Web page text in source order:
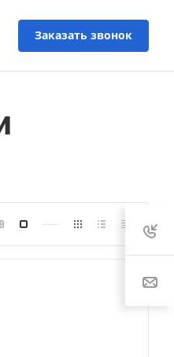
Заказать звонок